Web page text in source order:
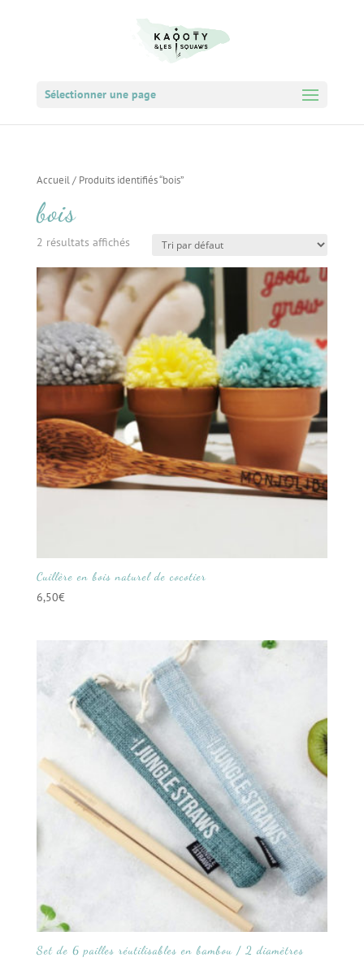
Sélectionner une page
Accueil/ Produits identifiés “bois”
bois
2 résultats affichés
Cuillère en bois naturel de cocotier
6,50€
Set de 6 pailles réutilisables en bambou / 2 diamètres